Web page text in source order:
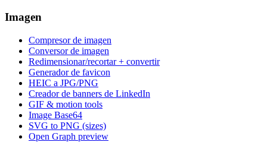
Imagen
Compresor de imagen
Conversor de imagen
Redimensionar/recortar + convertir
Generador de favicon
HEIC a JPG/PNG
Creador de banners de LinkedIn
GIF & motion tools
Image Base64
SVG to PNG (sizes)
Open Graph preview